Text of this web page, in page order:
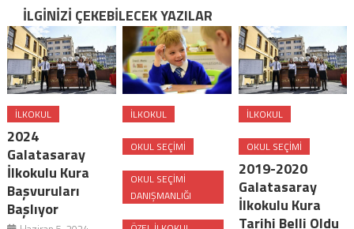
İLGINIZI ÇEKEBILECEK YAZILAR
ILKOKUL
2024
Galatasaray
İlkokulu Kura
Başvuruları
Başlıyor
ILKOKUL
OKUL SEÇIMI
OKUL SEÇIMI
DANIŞMANLIĞI
ILKOKUL
OKUL SEÇIMI
2019-2020
Galatasaray
İlkokulu Kura
Tarihi Belli Oldu